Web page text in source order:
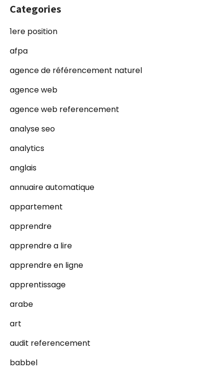
Categories
1ere position
afpa
agence de référencement naturel
agence web
agence web referencement
analyse seo
analytics
anglais
annuaire automatique
appartement
apprendre
apprendre a lire
apprendre en ligne
apprentissage
arabe
art
audit referencement
babbel